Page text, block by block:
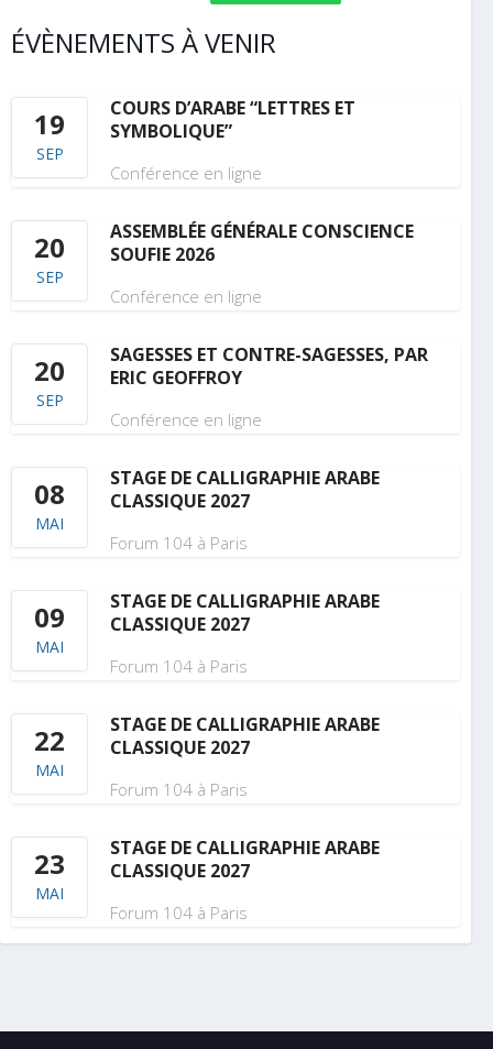
ÉVÈNEMENTS À VENIR
19
SEP
COURS D’ARABE “LETTRES ET
SYMBOLIQUE”
Conférence en ligne
20
SEP
ASSEMBLÉE GÉNÉRALE CONSCIENCE
SOUFIE 2026
Conférence en ligne
20
SEP
SAGESSES ET CONTRE-SAGESSES, PAR
ERIC GEOFFROY
Conférence en ligne
08
MAI
STAGE DE CALLIGRAPHIE ARABE
CLASSIQUE 2027
Forum 104 à Paris
09
MAI
STAGE DE CALLIGRAPHIE ARABE
CLASSIQUE 2027
Forum 104 à Paris
22
MAI
STAGE DE CALLIGRAPHIE ARABE
CLASSIQUE 2027
Forum 104 à Paris
23
MAI
STAGE DE CALLIGRAPHIE ARABE
CLASSIQUE 2027
Forum 104 à Paris